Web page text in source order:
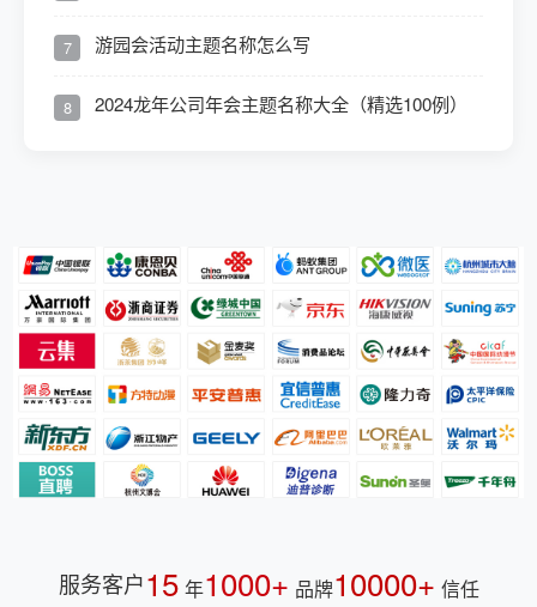
7 游园会活动主题名称怎么写
8 2024龙年公司年会主题名称大全（精选100例）
服务客户15 年1000+ 品牌10000+ 信任